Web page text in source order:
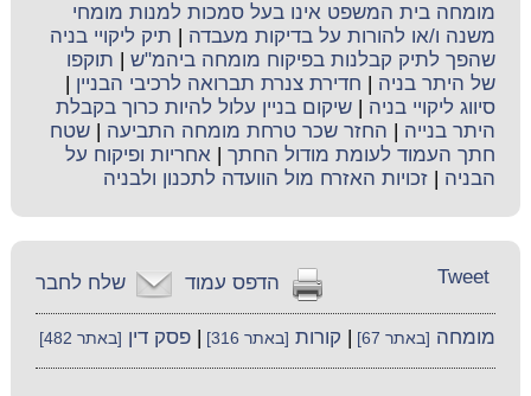
מומחה בית המשפט אינו בעל סמכות למנות מומחי
משנה ו/או להורות על בדיקות מעבדה
תיק ליקויי בניה
שהפך לתיק קבלנות בפיקוח מומחה ביהמ"ש
תוקפו
של היתר בניה
חדירת צנרת תברואה לרכיבי הבניין
סיווג ליקויי בניה |שיקום בניין עלול להיות כרוך בקבלת
היתר בנייה
החזר שכר טרחת מומחה התביעה |שטח
חתך העמוד לעומת מודול החתך |אחריות ופיקוח על
הבניה |זכויות האזרח מול הוועדה לתכנון ולבניה
שלח לחבר הדפס עמוד Tweet
מומחה [באתר 67] קורות [באתר 316] |פסק דין [באתר 482]